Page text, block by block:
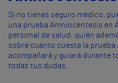
Si no tienes seguro médico,
una prueba Amniocentesis en
personal de salud, quién
sobre cuánto cuesta la
acompañará y guiará durante
todas tus dudas.